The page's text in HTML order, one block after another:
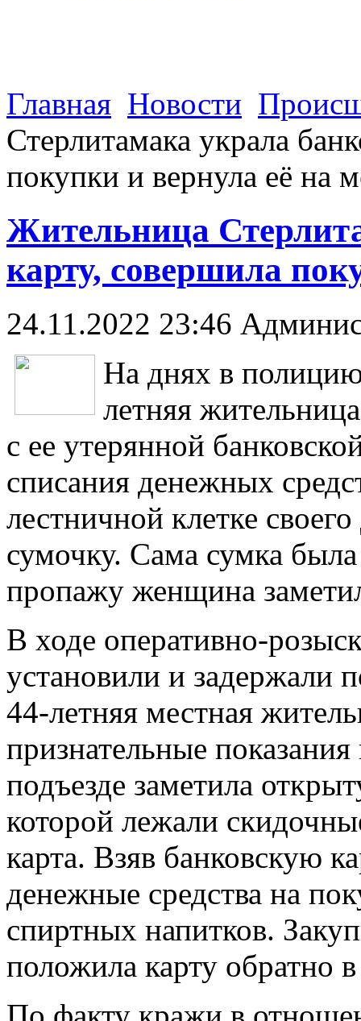
Главная Новости
Стерлитамака украла
покупки и вернула её на
Жительница
карту, совершила
24.11.2022 23:46
На днях в
летняя
с ее утерянной
списания денежных
лестничной клетке
сумочку. Сама сумка
пропажу женщина
В ходе оперативно-
установили и задержали
44-летняя местная
признательные показания
подъезде заметила
которой лежали
карта. Взяв банковскую
денежные средства на
спиртных напитков.
положила карту обратно